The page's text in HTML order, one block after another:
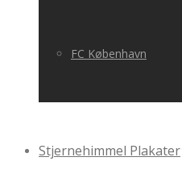
FC København
Stjernehimmel Plakater